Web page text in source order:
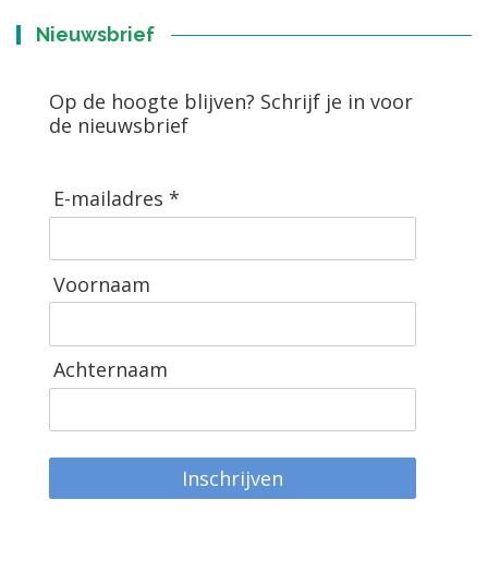
Nieuwsbrief
Op de hoogte blijven? Schrijf je in voor
de nieuwsbrief
E-mailadres *
Voornaam
Achternaam
Inschrijven